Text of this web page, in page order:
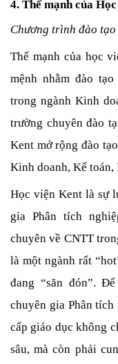
4. Thế mạnh của
Chương trình đào
Thế mạnh của học
mệnh nhằm đào
trong ngành Kinh
trường chuyên đào
Kent mở rộng đào
Kinh doanh, Kế toán,
Học viện Kent là sự
gia Phân tích
chuyên về CNTT
là một ngành rất
đang “săn đón”.
chuyên gia Phân
cấp giáo dục không
sâu, mà còn phải